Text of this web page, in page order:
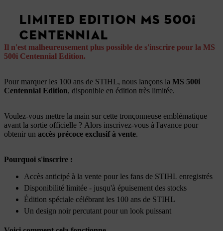
LIMITED EDITION MS 500¡
CENTENNIAL
Il n'est malheureusement plus possible de s'inscrire pour la MS
500i Centennial Edition.
Pour marquer les 100 ans de STIHL, nous lançons la MS 500i
Centennial Edition, disponible en édition très limitée.
Voulez-vous mettre la main sur cette tronçonneuse emblématique
avant la sortie officielle ? Alors inscrivez-vous à l'avance pour
obtenir un accès précoce exclusif à vente.
Pourquoi s'inscrire :
Accès anticipé à la vente pour les fans de STIHL enregistrés
Disponibilité limitée - jusqu'à épuisement des stocks
Édition spéciale célébrant les 100 ans de STIHL
Un design noir percutant pour un look puissant